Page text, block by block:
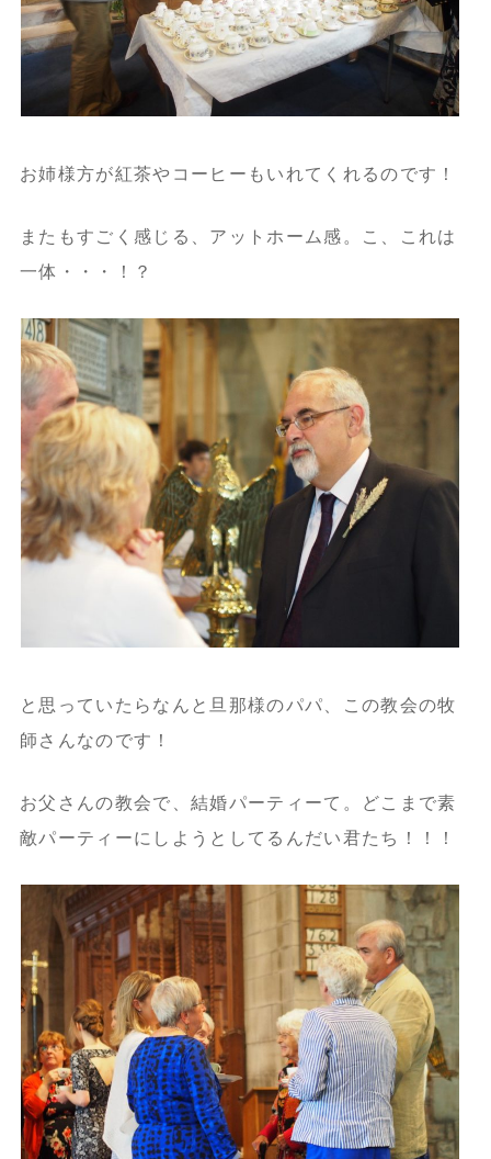
お姉様方が紅茶やコーヒーもいれてくれるのです！
またもすごく感じる、アットホーム感。こ、これは
一体・・・！？
と思っていたらなんと旦那様のパパ、この教会の牧
師さんなのです！
お父さんの教会で、結婚パーティーて。どこまで素
敵パーティーにしようとしてるんだい君たち！！！